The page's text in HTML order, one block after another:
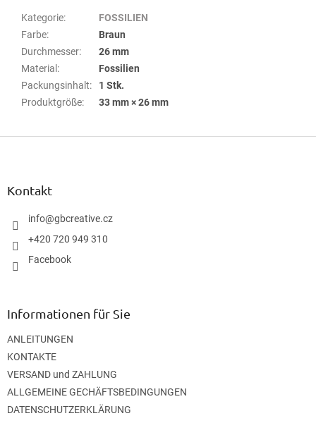
Kategorie:
FOSSILIEN
Farbe:
Braun
Durchmesser:
26 mm
Material :
Fossilien
Packungsinhalt:
1 Stk.
Produktgröße: 33 mm × 26 mm
F
Kontakt
info@gbcreative.cz
+420 720 949 310
Facebook
Informationen für Sie
ANLEITUNGEN
KONTAKTE
VERSAND und ZAHLUNG
ALLGEMEINE GECHÄFTSBEDINGUNGEN
DATENSCHUTZERKLÄRUNG